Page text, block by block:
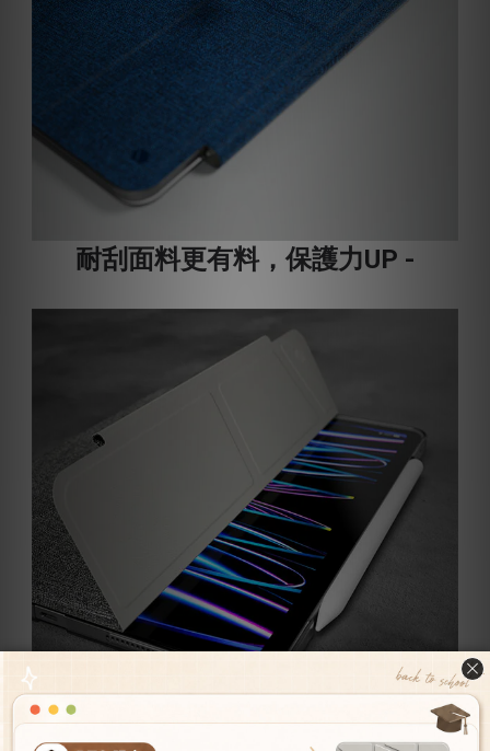
耐刮面料更有料，保護力UP -